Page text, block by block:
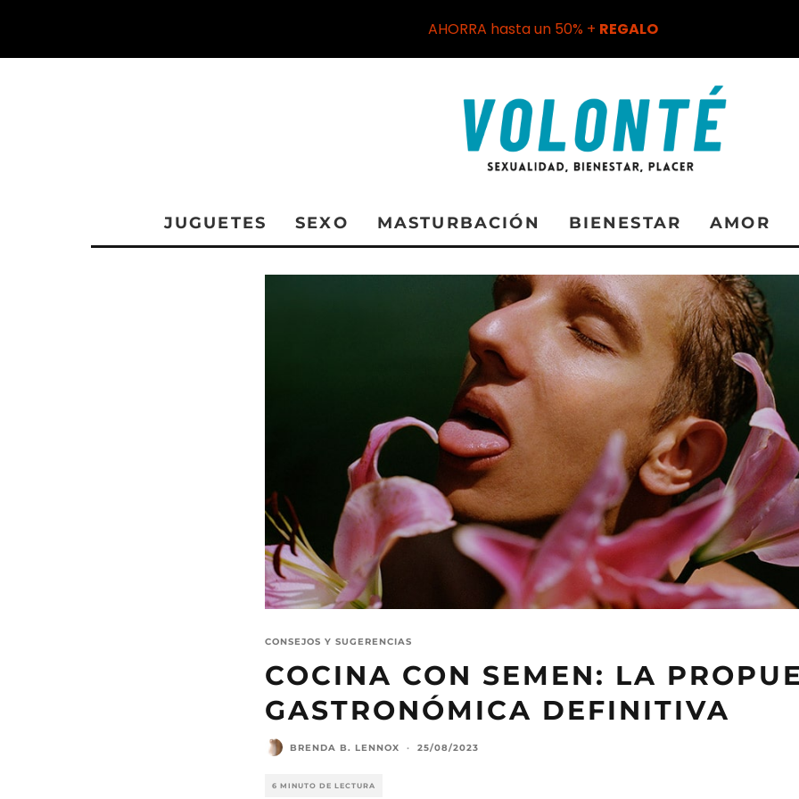
JUGUETES SEXO MASTURBACIÓN BIENESTAR AMOR
CONSEJOS Y SUGERENCIAS
COCINA CON SEMEN: LA
GASTRONÓMICA DEFINITIVA
BRENDA B. LENNOX · 25/08/2023
6 MINUTO DE LECTURA
AHORRA hasta un 50% + REGALO